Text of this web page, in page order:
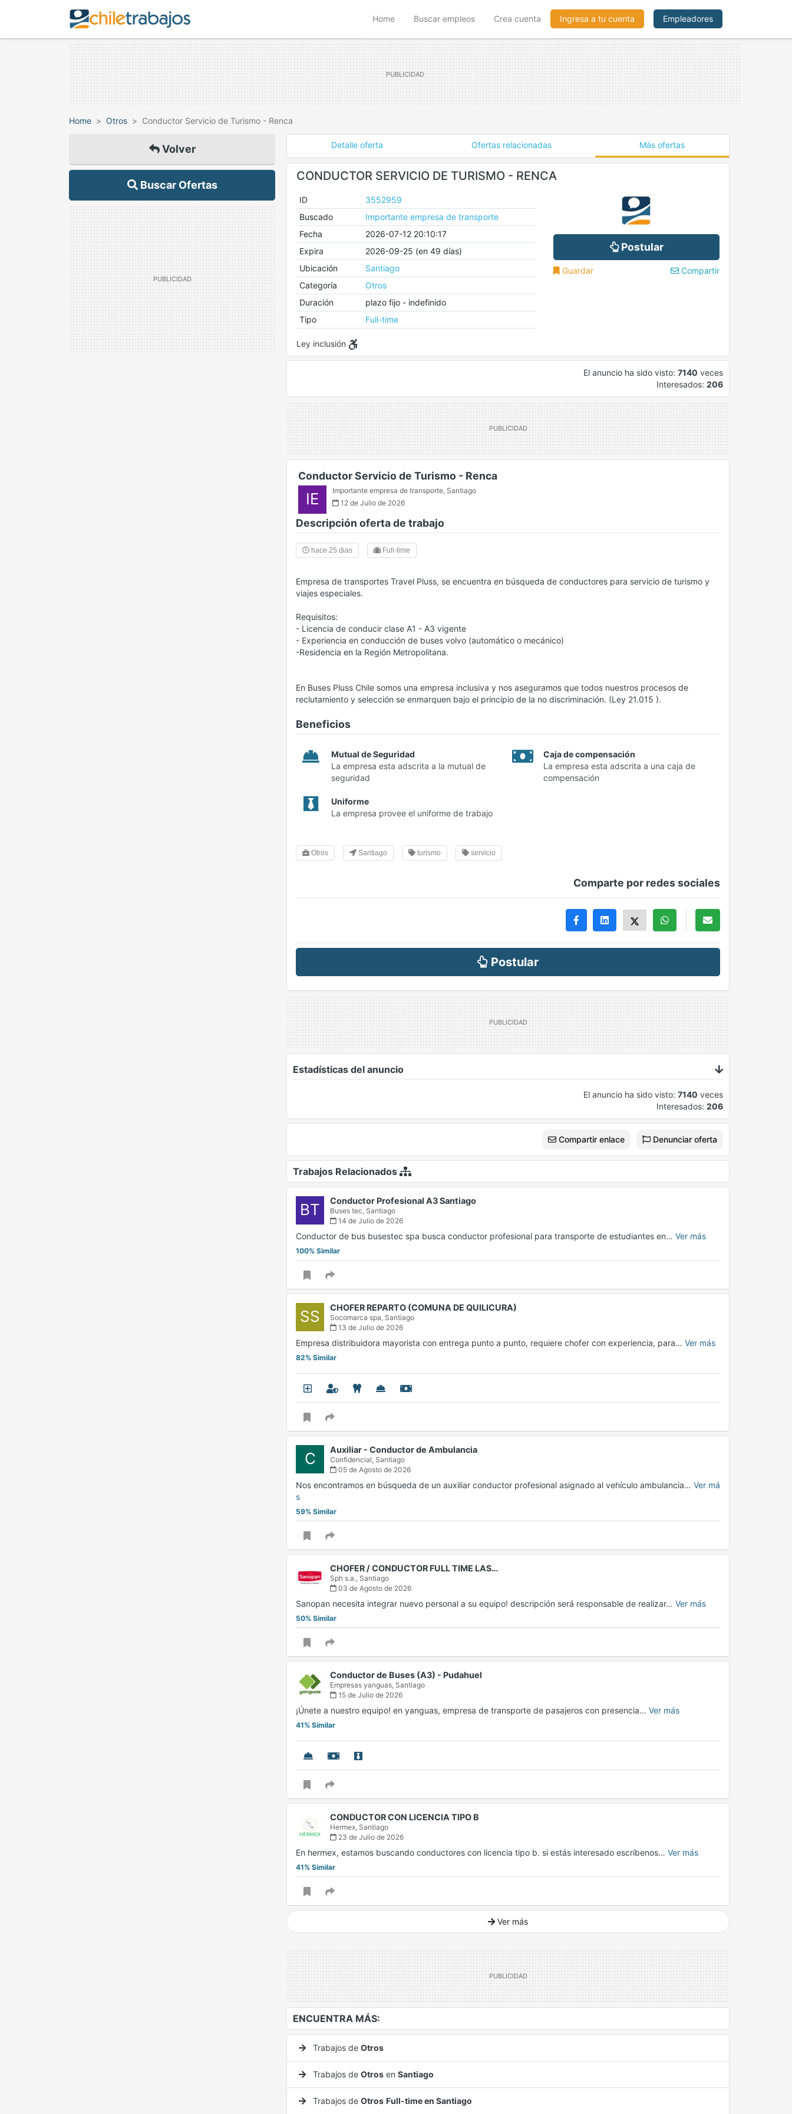
Home(current)Buscar empleos Crea cuenta Ingresa a tu cuenta Empleadores
Home Otros Conductor Servicio de Turismo - Renca
Volver
Buscar Ofertas
Detalle oferta Ofertas relacionadas Más ofertas
CONDUCTOR SERVICIO DE TURISMO - RENCA
ID
3552959
Buscado
Importante empresa de transporte
Fecha
2026-07-12 20:10:17
Expira
2026-09-25 (en 49 días)
Ubicación
Santiago
Categoría
Otros
Duración
plazo fijo - indefinido
Tipo
Full-time
Ley inclusión
Postular
Guardar Compartir
El anuncio ha sido visto: 7140 veces
Interesados: 206
Conductor Servicio de Turismo - Renca
IE Importante empresa de transporte, Santiago
12 de Julio de 2026
Descripción oferta de trabajo
hace 25 dias Full-time
Empresa de transportes Travel Pluss, se encuentra en búsqueda de conductores para servicio de turismo y
viajes especiales.
Requisitos:
- Licencia de conducir clase A1 - A3 vigente
- Experiencia en conducción de buses volvo (automático o mecánico)
-Residencia en la Región Metropolitana.
En Buses Pluss Chile somos una empresa inclusiva y nos aseguramos que todos nuestros procesos de
reclutamiento y selección se enmarquen bajo el principio de la no discriminación. (Ley 21.015 ).
Beneficios
Mutual de Seguridad
La empresa esta adscrita a la mutual de
seguridad
Caja de compensación
La empresa esta adscrita a una caja de
compensación
Uniforme
La empresa provee el uniforme de trabajo
Otros Santiago turismo servicio
Comparte por redes sociales
Postular
Estadísticas del anuncio
El anuncio ha sido visto: 7140 veces
Interesados: 206
Compartir enlace Denunciar oferta
Trabajos Relacionados
BT Conductor Profesional A3 Santiago
Buses tec, Santiago
14 de Julio de 2026
Conductor de bus busestec spa busca conductor profesional para transporte de estudiantes en… Ver más
100% Similar
SS CHOFER REPARTO (COMUNA DE QUILICURA)
Socomarca spa, Santiago
13 de Julio de 2026
Empresa distribuidora mayorista con entrega punto a punto, requiere chofer con experiencia, para… Ver más
82% Similar
C Auxiliar - Conductor de Ambulancia
Confidencial, Santiago
05 de Agosto de 2026
Nos encontramos en búsqueda de un auxiliar conductor profesional asignado al vehículo ambulancia… Ver má
s
59% Similar
CHOFER / CONDUCTOR FULL TIME LAS…
Sph s.a., Santiago
03 de Agosto de 2026
Sanopan necesita integrar nuevo personal a su equipo! descripción será responsable de realizar… Ver más
50% Similar
Conductor de Buses (A3) - Pudahuel
Empresas yanguas, Santiago
15 de Julio de 2026
¡Únete a nuestro equipo! en yanguas, empresa de transporte de pasajeros con presencia… Ver más
41% Similar
CONDUCTOR CON LICENCIA TIPO B
Hermex, Santiago
23 de Julio de 2026
En hermex, estamos buscando conductores con licencia tipo b. si estás interesado escríbenos… Ver más
41% Similar
Ver más
ENCUENTRA MÁS:
Trabajos de Otros
Trabajos de Otros en Santiago
Trabajos de Otros Full-time en Santiago